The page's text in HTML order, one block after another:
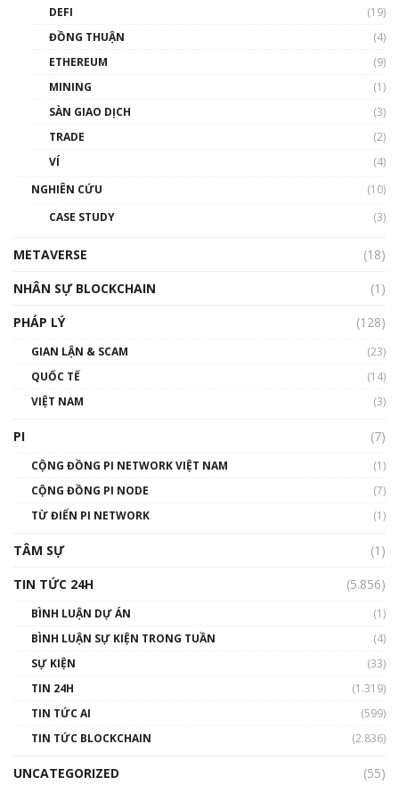
Phổ cập Blockchain
thống & Crypto qua các cuộc chiến | Phổ cập
01:32:59
gió ấm
Talkshow 14: MemeCoin – Trò đùa tỷ đô
01:29:26
DEFI
(19)
ĐỒNG THUẬN
(4)
ETHEREUM
(9)
MINING
(1)
SÀN GIAO DỊCH
(3)
TRADE
(2)
VÍ
(4)
NGHIÊN CỨU
(10)
CASE STUDY
(3)
METAVERSE
(18)
NHÂN SỰ BLOCKCHAIN
(1)
PHÁP LÝ
(128)
GIAN LẬN & SCAM
(23)
QUỐC TẾ
(14)
VIỆT NAM
(3)
PI (7)
CỘNG ĐỒNG PI NETWORK VIỆT NAM
(1)
CỘNG ĐỒNG PI NODE
(7)
TỪ ĐIỂN PI NETWORK
(1)
TÂM SỰ
(1)
TIN TỨC 24H
(5.856)
BÌNH LUẬN DỰ ÁN
(1)
BÌNH LUẬN SỰ KIỆN TRONG TUẦN
(4)
SỰ KIỆN
(33)
TIN 24H
(1.319)
TIN TỨC AI
(599)
TIN TỨC BLOCKCHAIN
(2.836)
UNCATEGORIZED (55)